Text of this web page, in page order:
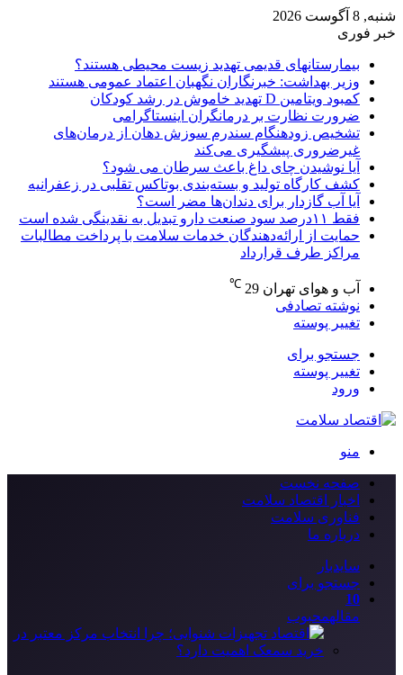
شنبه, 8 آگوست 2026
خبر فوری
بیمارستانهای قدیمی تهدید زیست محیطی هستند؟
وزیر بهداشت: خبرنگاران نگهبان اعتماد عمومی هستند
کمبود ویتامین D تهدید خاموش در رشد کودکان
ضرورت نظارت بر درمانگران اینستاگرامی
تشخیص زودهنگام سندرم سوزش دهان از درمان‌های
غیرضروری پیشگیری می‌کند
آیا نوشیدن چای داغ باعث سرطان می شود؟
کشف کارگاه تولید و بسته‌بندی بوتاکس تقلبی در زعفرانیه
آیا آب گازدار برای دندان‌ها مضر است؟
فقط ۱۱‌درصد سود صنعت دارو تبدیل به نقدینگی شده است
حمایت از ارائه‌دهندگان خدمات سلامت با پرداخت مطالبات
مراکز طرف قرارداد
آب و هوای تهران 29
℃
نوشته تصادفی
تغییر پوسته
جستجو برای
تغییر پوسته
ورود
منو
صفحه نخست
اخبار اقتصاد سلامت
فناوری سلامت
درباره ما
سایدبار
جستجو برای
10
مقالهمحبوب